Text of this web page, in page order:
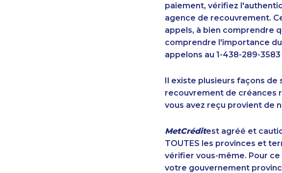
paiement, vérifiez
agence de recouvrement.
appels, à bien comprendre
comprendre l'importance
appelons au 1-438-289-
Il existe plusieurs façons de
recouvrement de créances
vous avez reçu provient de
MetCréditest agréé et
TOUTES les provinces et
vérifier vous-même. Pour
votre gouvernement